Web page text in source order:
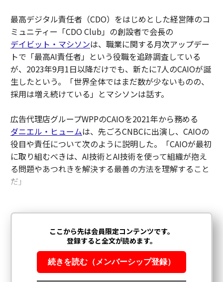
最高デジタル責任者（CDO）をはじめとした経営陣のコ
ミュニティー「CDO Club」の創設者で会長の
デイビット・マシソンは、職業に関する月次アップデー
トで「最高AI責任者」という役職を追跡調査している
が、2023年9月1日以降だけでも、新たに7人のCAIOが誕
生したという。「世界全体ではまだ数が少ないものの、
採用は増え続けている」とマシソンは話す。
広告代理店グループWPPのCAIOを2021年から務める
ダニエル・ヒュームは、先ごろCNBCに出演し、CAIOの
役目や責任について次のように説明した。「CAIOが最初
に取り組むべきは、AI技術とAI技術を使って組織が抱え
る問題やあつれきを解決する最善の方法を理解すること
だ」